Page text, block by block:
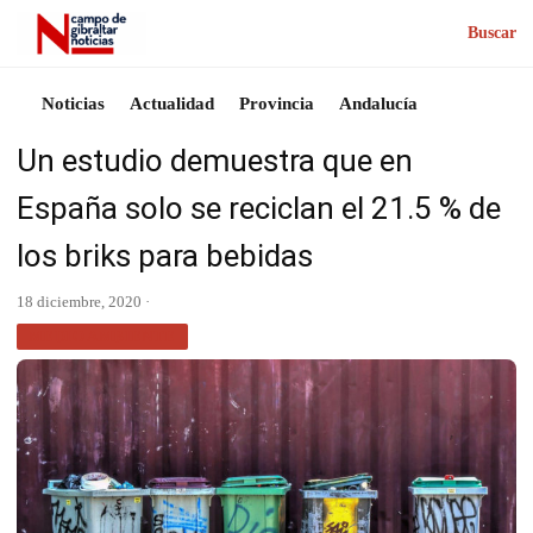
Buscar
Noticias Actualidad Provincia Andalucía
Un estudio demuestra que en
España solo se reciclan el 21.5 % de
los briks para bebidas
18 diciembre, 2020 ·